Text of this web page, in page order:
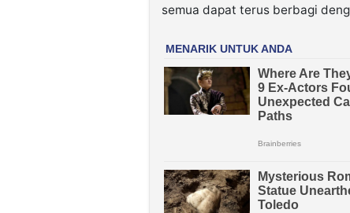
semua dapat terus berbagi